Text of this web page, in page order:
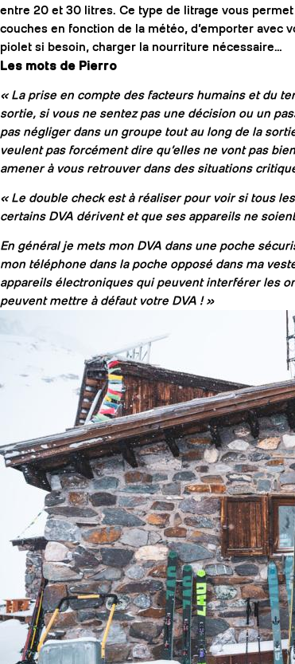
entre 20 et 30 litres. Ce type de litrage vous permet
couches en fonction de la météo, d’emporter avec
piolet si besoin, charger la nourriture nécessaire…
Les mots de Pierro
« La prise en compte des facteurs humains et du
sortie, si vous ne sentez pas une décision ou un
pas négliger dans un groupe tout au long de la
veulent pas forcément dire qu’elles ne vont pas
amener à vous retrouver dans des situations
« Le double check est à réaliser pour voir si tous
certains DVA dérivent et que ses appareils ne
En général je mets mon DVA dans une poche
mon téléphone dans la poche opposé dans ma
appareils électroniques qui peuvent interférer les
peuvent mettre à défaut votre DVA ! »